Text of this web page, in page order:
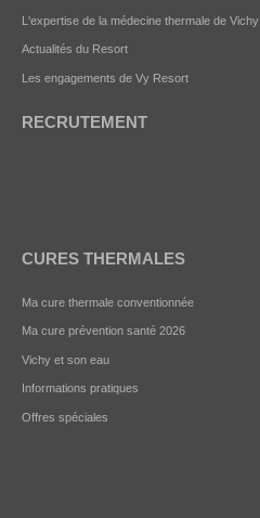
L'expertise de la médecine thermale de Vichy
Actualités du Resort
Les engagements de Vy Resort
RECRUTEMENT
CURES THERMALES
Ma cure thermale conventionnée
Ma cure prévention santé 2026
Vichy et son eau
Informations pratiques
Offres spéciales